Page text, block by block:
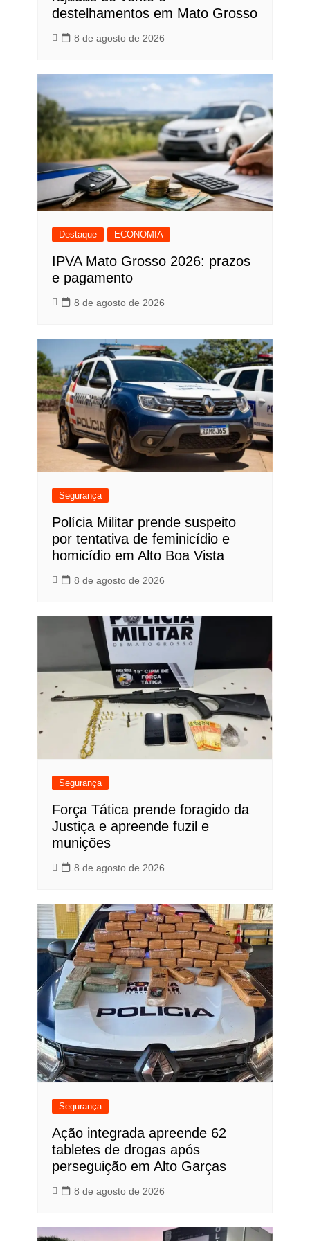
destelhamentos em Mato Grosso
8 de agosto de 2026
Destaque ECONOMIA
IPVA Mato Grosso 2026: prazos
e pagamento
8 de agosto de 2026
Segurança
Polícia Militar prende suspeito
por tentativa de feminicídio e
homicídio em Alto Boa Vista
8 de agosto de 2026
Segurança
Força Tática prende foragido da
Justiça e apreende fuzil e
munições
8 de agosto de 2026
Segurança
Ação integrada apreende 62
tabletes de drogas após
perseguição em Alto Garças
8 de agosto de 2026